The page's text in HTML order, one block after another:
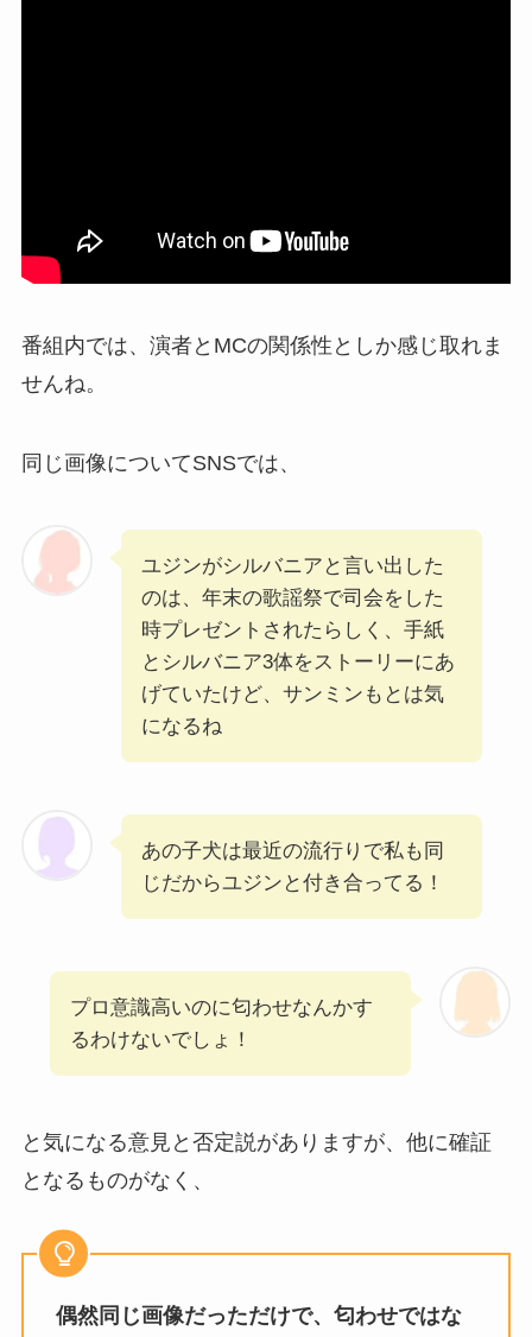
番組内では、演者とMCの関係性としか感じ取れま
せんね。
同じ画像についてSNSでは、
ユジンがシルバニアと言い出した
のは、年末の歌謡祭で司会をした
時プレゼントされたらしく、手紙
とシルバニア3体をストーリーにあ
げていたけど、サンミンもとは気
になるね
あの子犬は最近の流行りで私も同
じだからユジンと付き合ってる！
プロ意識高いのに匂わせなんかす
るわけないでしょ！
と気になる意見と否定説がありますが、他に確証
となるものがなく、
偶然同じ画像だっただけで、匂わせではな